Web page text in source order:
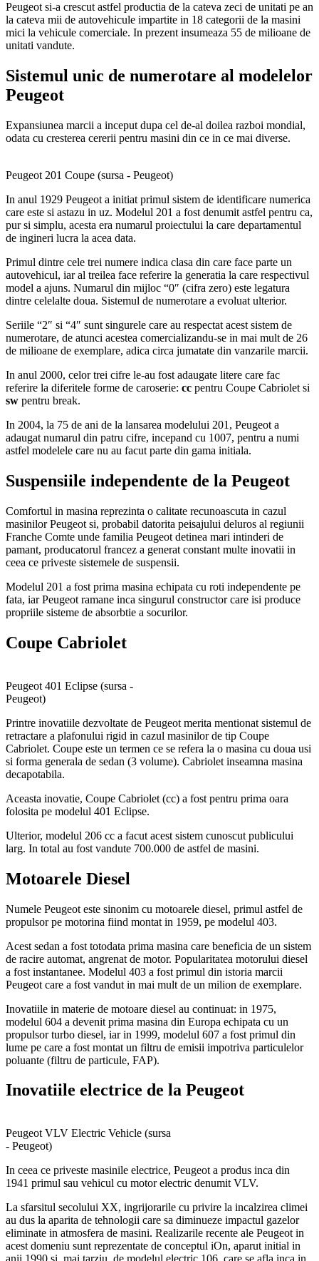
Peugeot si-a crescut astfel productia de la cateva zeci de unitati pe an
la cateva mii de autovehicule impartite in 18 categorii de la masini
mici la vehicule comerciale. In prezent insumeaza 55 de milioane de
unitati vandute.
Sistemul unic de numerotare al modelelor
Peugeot
Expansiunea marcii a inceput dupa cel de-al doilea razboi mondial,
odata cu cresterea cererii pentru masini din ce in ce mai diverse.
Peugeot 201 Coupe (sursa - Peugeot)
In anul 1929 Peugeot a initiat primul sistem de identificare numerica
care este si astazu in uz. Modelul 201 a fost denumit astfel pentru ca,
pur si simplu, acesta era numarul proiectului la care departamentul
de ingineri lucra la acea data.
Primul dintre cele trei numere indica clasa din care face parte un
autovehicul, iar al treilea face referire la generatia la care respectivul
model a ajuns. Numarul din mijloc “0″ (cifra zero) este legatura
dintre celelalte doua. Sistemul de numerotare a evoluat ulterior.
Seriile “2″ si “4″ sunt singurele care au respectat acest sistem de
numerotare, de atunci acestea comercializandu-se in mai mult de 26
de milioane de exemplare, adica circa jumatate din vanzarile marcii.
In anul 2000, celor trei cifre le-au fost adaugate litere care fac
referire la diferitele forme de caroserie: cc pentru Coupe Cabriolet si
sw pentru break.
In 2004, la 75 de ani de la lansarea modelului 201, Peugeot a
adaugat numarul din patru cifre, incepand cu 1007, pentru a numi
astfel modelele care nu au facut parte din gama initiala.
Suspensiile independente de la Peugeot
Comfortul in masina reprezinta o calitate recunoascuta in cazul
masinilor Peugeot si, probabil datorita peisajului deluros al regiunii
Franche Comte unde familia Peugeot detinea mari intinderi de
pamant, producatorul francez a generat constant multe inovatii in
ceea ce priveste sistemele de suspensii.
Modelul 201 a fost prima masina echipata cu roti independente pe
fata, iar Peugeot ramane inca singurul constructor care isi produce
propriile sisteme de absorbtie a socurilor.
Coupe Cabriolet
Peugeot 401 Eclipse (sursa -
Peugeot)
Printre inovatiile dezvoltate de Peugeot merita mentionat sistemul de
retractare a plafonului rigid in cazul masinilor de tip Coupe
Cabriolet. Coupe este un termen ce se refera la o masina cu doua usi
si forma generala de sedan (3 volume). Cabriolet inseamna masina
decapotabila.
Aceasta inovatie, Coupe Cabriolet (cc) a fost pentru prima oara
folosita pe modelul 401 Eclipse.
Ulterior, modelul 206 cc a facut acest sistem cunoscut publicului
larg. In total au fost vandute 700.000 de astfel de masini.
Motoarele Diesel
Numele Peugeot este sinonim cu motoarele diesel, primul astfel de
propulsor pe motorina fiind montat in 1959, pe modelul 403.
Acest sedan a fost totodata prima masina care beneficia de un sistem
de racire automat, angrenat de motor. Popularitatea motorului diesel
a fost instantanee. Modelul 403 a fost primul din istoria marcii
Peugeot care a fost vandut in mai mult de un milion de exemplare.
Inovatiile in materie de motoare diesel au continuat: in 1975,
modelul 604 a devenit prima masina din Europa echipata cu un
propulsor turbo diesel, iar in 1999, modelul 607 a fost primul din
lume pe care a fost montat un filtru de emisii impotriva particulelor
poluante (filtru de particule, FAP).
Inovatiile electrice de la Peugeot
Peugeot VLV Electric Vehicle (sursa
- Peugeot)
In ceea ce priveste masinile electrice, Peugeot a produs inca din
1941 primul sau vehicul cu motor electric denumit VLV.
La sfarsitul secolului XX, ingrijorarile cu privire la incalzirea climei
au dus la aparita de tehnologii care sa diminueze impactul gazelor
eliminate in atmosfera de masini. Realizarile recente ale Peugeot in
acest domeniu sunt reprezentate de conceptul iOn, aparut initial in